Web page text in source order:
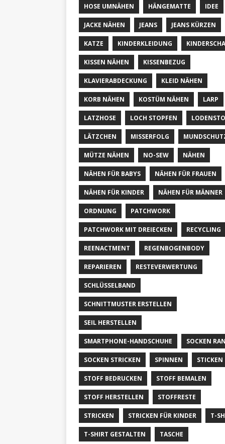
HOSE UMNÄHEN HÄNGEMATTE IDEE
JACKE NÄHEN JEANS JEANS KÜRZEN
KATZE KINDERKLEIDUNG
KISSEN NÄHEN KISSENBEZUG
KLAVIERABDECKUNG KLEID NÄHEN
KORB NÄHEN KOSTÜM NÄHEN LARP
LATZHOSE LOCH STOPFEN
LÄTZCHEN MISSERFOLG
MÜTZE NÄHEN NO-SEW NÄHEN
NÄHEN FÜR BABYS NÄHEN FÜR FRAUEN
NÄHEN FÜR KINDER NÄHEN FÜR MÄNNER
ORDNUNG PATCHWORK
PATCHWORK MIT DREIECKEN RECYCLING
REENACTMENT REGENBOGENBODY
REPARIEREN RESTEVERWERTUNG
SCHLÜSSELBAND
SCHNITTMUSTER ERSTELLEN
SEIL HERSTELLEN
SMARTPHONE-HANDSCHUHE SOCKEN
SOCKEN STRICKEN SPINNEN STICKEN
STOFF BEDRUCKEN STOFF BEMALEN
STOFF HERSTELLEN STOFFRESTE
STRICKEN STRICKEN FÜR KINDER T-
T-SHIRT GESTALTEN TASCHE